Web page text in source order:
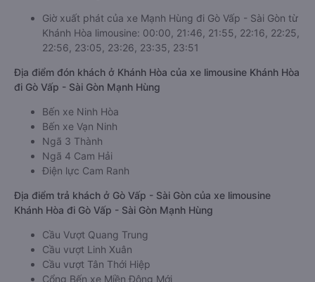
Giờ xuất phát của xe Mạnh Hùng đi Gò Vấp - Sài Gòn từ
Khánh Hòa limousine: 00:00, 21:46, 21:55, 22:16, 22:25,
22:56, 23:05, 23:26, 23:35, 23:51
Địa điểm đón khách ở Khánh Hòa của xe limousine Khánh Hòa
đi Gò Vấp - Sài Gòn Mạnh Hùng
Bến xe Ninh Hòa
Bến xe Vạn Ninh
Ngã 3 Thành
Ngã 4 Cam Hải
Điện lực Cam Ranh
Địa điểm trả khách ở Gò Vấp - Sài Gòn của xe limousine
Khánh Hòa đi Gò Vấp - Sài Gòn Mạnh Hùng
Cầu Vượt Quang Trung
Cầu vượt Linh Xuân
Cầu vượt Tân Thới Hiệp
Cổng Bến xe Miền Đông Mới